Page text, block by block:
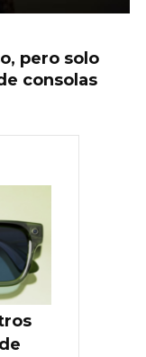
pero solo
consolas